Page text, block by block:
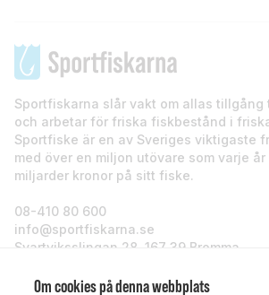
Om cookies på denna webbplats
Sportfiskarna slår vakt om allas
och arbetar för friska fiskbestånd i
Sportfiske är en av Sveriges viktigaste
med över en miljon utövare som varje
miljarder kronor på sitt fiske.
08-410 80 600
info@sportfiskarna.se
Svartviksslingan 28, 167 39 Bromma
Sportfiskarna